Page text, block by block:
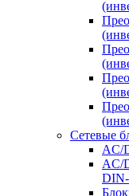
Сетевые
AC/
AC/